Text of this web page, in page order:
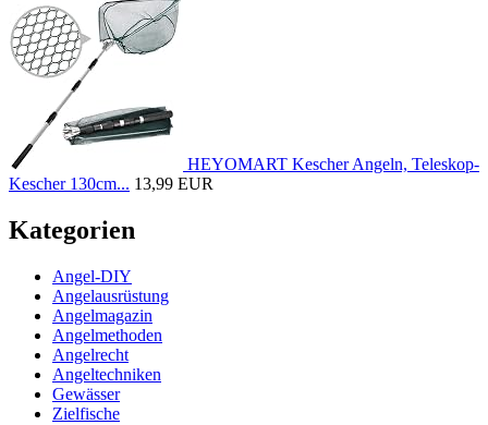
HEYOMART Kescher Angeln, Teleskop-
Kescher 130cm... 13,99 EUR
Kategorien
Angel-DIY
Angelausrüstung
Angelmagazin
Angelmethoden
Angelrecht
Angeltechniken
Gewässer
Zielfische